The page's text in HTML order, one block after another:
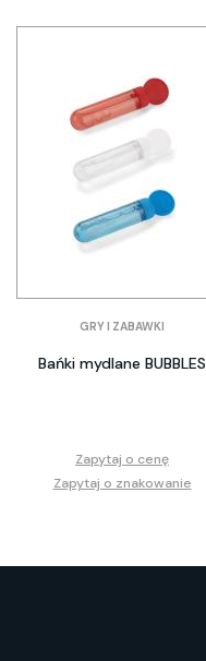
GRY I ZABAWKI
Bańki mydlane BUBBLES
Zapytaj o cenę
Zapytaj o znakowanie